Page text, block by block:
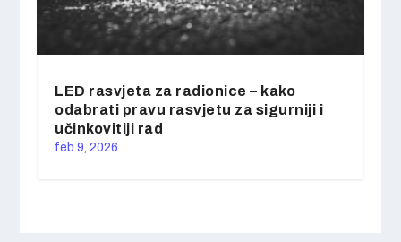
LED rasvjeta za radionice – kako
odabrati pravu rasvjetu za sigurniji i
učinkovitiji rad
feb 9, 2026